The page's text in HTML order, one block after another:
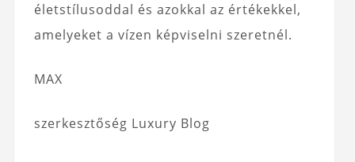
életstílusoddal és azokkal az értékekkel,
amelyeket a vízen képviselni szeretnél.
MAX
szerkesztőség Luxury Blog